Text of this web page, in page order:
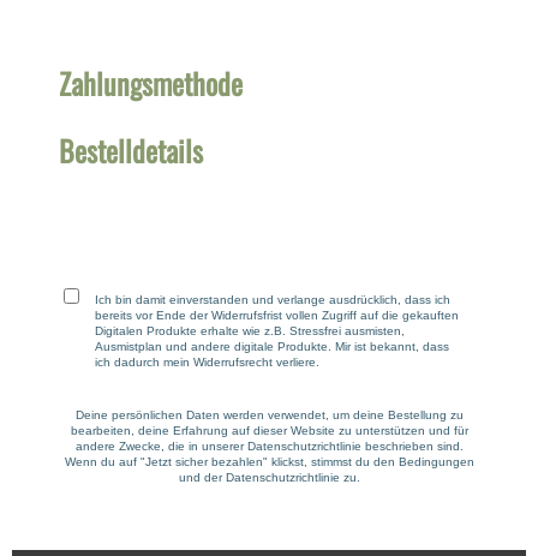
Zahlungsmethode
Bestelldetails
Ich bin damit einverstanden und verlange ausdrücklich, dass ich
bereits vor Ende der Widerrufsfrist vollen Zugriff auf die gekauften
Digitalen Produkte erhalte wie z.B. Stressfrei ausmisten,
Ausmistplan und andere digitale Produkte. Mir ist bekannt, dass
ich dadurch mein Widerrufsrecht verliere.
Deine persönlichen Daten werden verwendet, um deine Bestellung zu
bearbeiten, deine Erfahrung auf dieser Website zu unterstützen und für
andere Zwecke, die in unsererDatenschutzrichtlinie beschrieben sind.
Wenn du auf "Jetzt sicher bezahlen" klickst, stimmst du den Bedingungen
und derDatenschutzrichtlinie zu.